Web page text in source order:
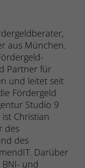
aus München.
Partner für
und leitet seit
Fördergeld
Studio 9
Christian
des
des
Darüber
und
der Dienste von
und Bereitstellung
Website-Betreiber.
Analytics verwendet,
einzuschränken.
Daten zu Website-
wie z. B. die Anzahl der
Verweildauer auf der
geladen wurden. Der
der Benutzer der
wie Demografie und
und Marketing-
strukturieren und
Online-